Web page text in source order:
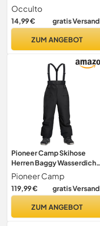
Felix) 2 Paar Blau Schwarz
43-46
Occulto
14,99 € gratis Versand
ZUM ANGEBOT
Pioneer Camp Skihose
Herren Baggy Wasserdicht
15000mm - Ski Hose mit
Verstellbaren Trägern &
Belüftung - Snowboard
- Atmungsaktiv 7000g/㎡,
Pioneer Camp
119,99 € gratis Versand
ZUM ANGEBOT